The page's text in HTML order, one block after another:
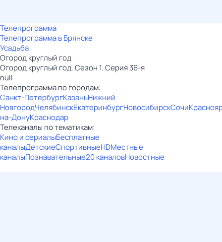
Телепрограмма
Телепрограмма в Брянске
Усадьба
Огород круглый год
Огород круглый год. Сезон 1. Серия 36-я
null
Телепрограмма по городам:
Санкт-ПетербургКазаньНижний
НовгородЧелябинскЕкатеринбургНовосибирскСочи
на-ДонуКраснодар
Телеканалы по тематикам:
Кино и сериалыБесплатные
каналыДетскиеСпортивныеHDМестные
каналыПознавательные20 каналовНовостные